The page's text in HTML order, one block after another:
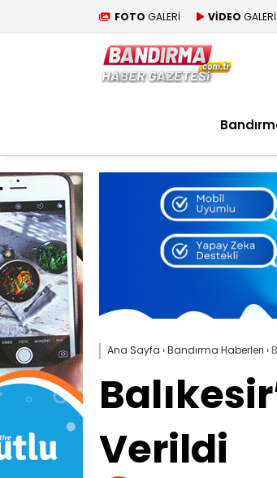
FOTO GALERİ VİDEO GALERİ
Ana Sayfa ›Bandırma Haberleri ›
Verildi